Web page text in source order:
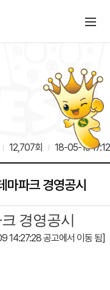
12,707회 18-05-15 17:12
마파크 경영공시
경영공시
14:27:28 공고에서 이동 됨]